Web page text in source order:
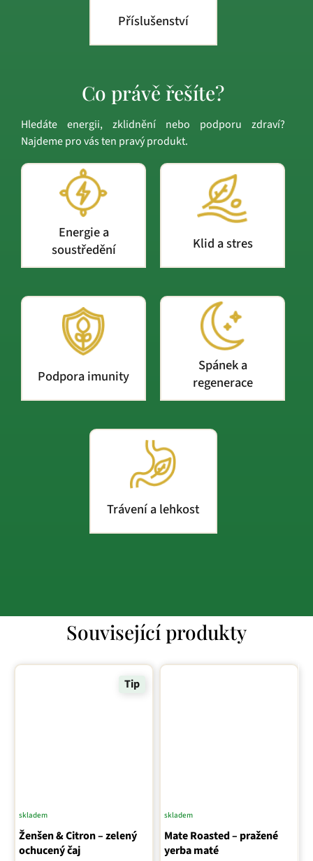
Příslušenství
Co právě řešíte?
Hledáte energii, zklidnění nebo podporu zdraví?
Najdeme pro vás ten pravý produkt.
Energie a
soustředění
Klid a stres
Podpora imunity
Spánek a
regenerace
Trávení a lehkost
Související produkty
Tip
Ženšen & Citron – zelený
ochucený čaj
Průměrné
hodnocení
produktu
skladem
Mate Roasted – pražené
yerba maté
skladem